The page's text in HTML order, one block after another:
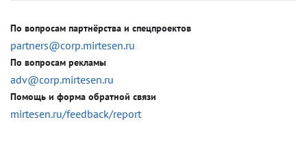
По вопросам партнёрства и спецпроектов
partners@corp.mirtesen.ru
По вопросам рекламы
adv@corp.mirtesen.ru
Помощь и форма обратной связи
mirtesen.ru/feedback/report